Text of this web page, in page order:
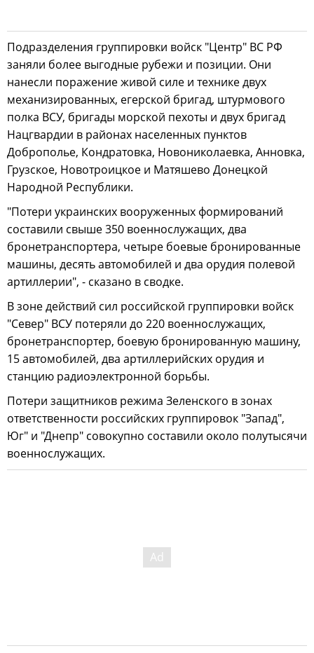
Подразделения группировки войск "Центр" ВС РФ
заняли более выгодные рубежи и позиции. Они
нанесли поражение живой силе и технике двух
механизированных, егерской бригад, штурмового
полка ВСУ, бригады морской пехоты и двух бригад
Нацгвардии в районах населенных пунктов
Доброполье, Кондратовка, Новониколаевка, Анновка,
Грузское, Новотроицкое и Матяшево Донецкой
Народной Республики.
"Потери украинских вооруженных формирований
составили свыше 350 военнослужащих, два
бронетранспортера, четыре боевые бронированные
машины, десять автомобилей и два орудия полевой
артиллерии", - сказано в сводке.
В зоне действий сил российской группировки войск
"Север" ВСУ потеряли до 220 военнослужащих,
бронетранспортер, боевую бронированную машину,
15 автомобилей, два артиллерийских орудия и
станцию радиоэлектронной борьбы.
Потери защитников режима Зеленского в зонах
ответственности российских группировок "Запад",
Юг" и "Днепр" совокупно составили около полутысячи
военнослужащих.